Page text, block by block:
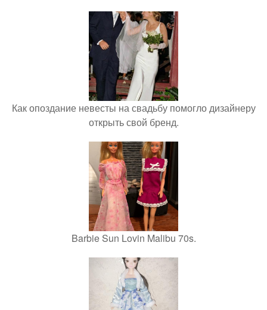
Как опоздание невесты на свадьбу помогло дизайнеру
открыть свой бренд.
Barbie Sun Lovin Malibu 70s.